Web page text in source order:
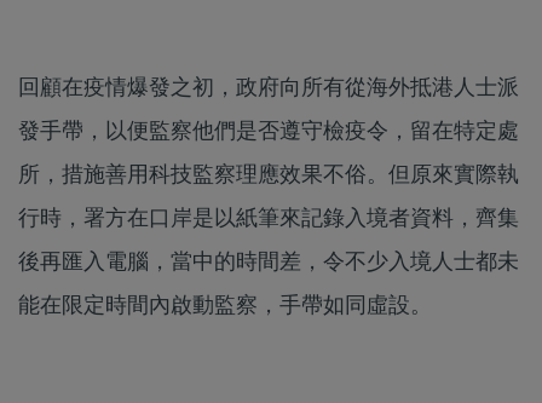
回顧在疫情爆發之初，政府向所有從海外抵港人士派
發手帶，以便監察他們是否遵守檢疫令，留在特定處
所，措施善用科技監察理應效果不俗。但原來實際執
行時，署方在口岸是以紙筆來記錄入境者資料，齊集
後再匯入電腦，當中的時間差，令不少入境人士都未
能在限定時間內啟動監察，手帶如同虛設。